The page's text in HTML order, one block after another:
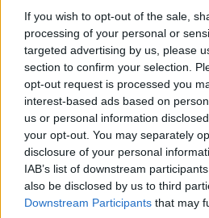
If you wish to opt-out of the sale,
processing of your personal or
targeted advertising by us, please
section to confirm your selection.
opt-out request is processed you
interest-based ads based on
us or personal information
your opt-out. You may separately
disclosure of your personal
IAB’s list of downstream
also be disclosed by us to third
Downstream Participants that may
apgynė čempionų vardą
Žinios Lietuvos diena
Visi įrašai
Žiūrimiausi